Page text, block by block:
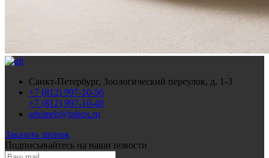
Санкт-Петербург, Зоологический переулок, д. 1-3
+7 (812) 997-10-56
+7 (812) 997-10-48
arhimeb@inbox.ru
Заказать звонок
Подписывайтесь на наши новости